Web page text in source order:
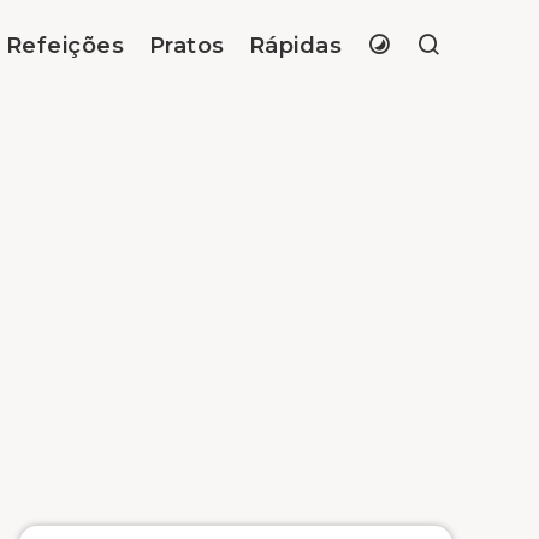
Refeições Pratos Rápidas